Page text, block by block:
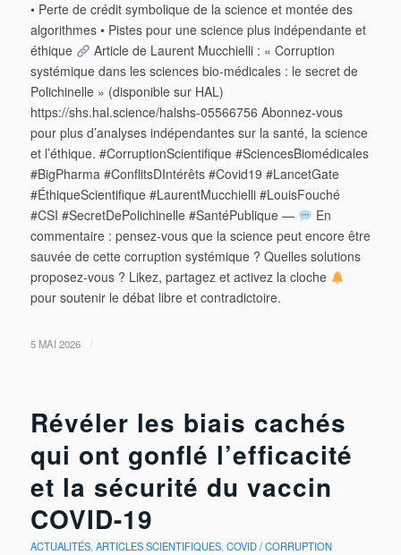
• Perte de crédit symbolique de la science et montée des
algorithmes • Pistes pour une science plus indépendante et
éthique
Article de Laurent Mucchielli : « Corruption
systémique dans les sciences bio-médicales : le secret de
Polichinelle » (disponible sur HAL)
https://shs.hal.science/halshs-05566756 Abonnez-vous
pour plus d’analyses indépendantes sur la santé, la science
et l’éthique. #CorruptionScientifique #SciencesBiomédicales
#BigPharma #ConflitsDIntérêts #Covid19 #LancetGate
#ÉthiqueScientifique #LaurentMucchielli #LouisFouché
#CSI #SecretDePolichinelle #SantéPublique —
En
commentaire : pensez-vous que la science peut encore être
sauvée de cette corruption systémique ? Quelles solutions
proposez-vous ? Likez, partagez et activez la cloche
pour soutenir le débat libre et contradictoire.
5 MAI 2026 /
Révéler les biais cachés
qui ont gonflé l’efficacité
et la sécurité du vaccin
COVID-19
ACTUALITÉS, ARTICLES SCIENTIFIQUES, COVID / CORRUPTION